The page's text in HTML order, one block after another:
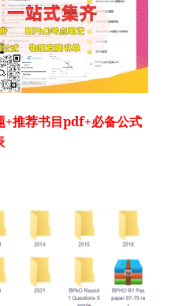
+推荐书目pdf+必备公式